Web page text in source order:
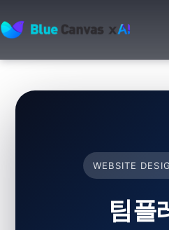
BLUECANVAS
WEBSITE
팀플